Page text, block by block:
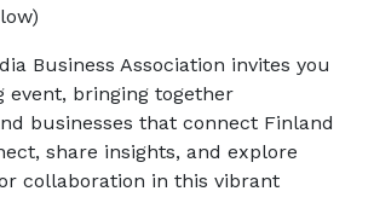
Business Association invites you
event, bringing together
businesses that connect Finland
share insights, and explore
collaboration in this vibrant